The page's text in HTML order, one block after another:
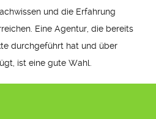
und die Erfahrung
Eine Agentur, die bereits
durchgeführt hat und über
ist eine gute Wahl.